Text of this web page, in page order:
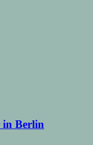
in Berlin